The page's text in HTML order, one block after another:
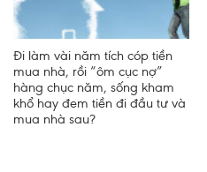
Đi làm vài năm tích cóp tiền
mua nhà, rồi “ôm cục nợ”
hàng chục năm, sống kham
khổ hay đem tiền đi đầu tư và
mua nhà sau?